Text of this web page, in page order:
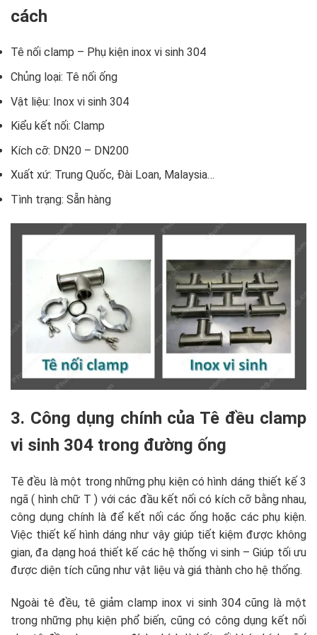
cách
Tê nối clamp – Phụ kiện inox vi sinh 304
Chủng loại: Tê nối ống
Vật liệu: Inox vi sinh 304
Kiểu kết nối: Clamp
Kích cỡ: DN20 – DN200
Xuất xứ: Trung Quốc, Đài Loan, Malaysia…
Tình trạng: Sẵn hàng
3. Công dụng chính của Tê đều clamp
vi sinh 304 trong đường ống
Tê đều là một trong những phụ kiện có hình dáng thiết kế 3
ngã ( hình chữ T ) với các đầu kết nối có kích cỡ bằng nhau,
công dụng chính là để kết nối các ống hoặc các phụ kiện.
Việc thiết kế hình dáng như vậy giúp tiết kiệm được không
gian, đa dạng hoá thiết kế các hệ thống vi sinh – Giúp tối ưu
được diện tích cũng như vật liệu và giá thành cho hệ thống.
Ngoài tê đều, tê giảm clamp inox vi sinh 304 cũng là một
trong những phụ kiện phổ biến, cũng có công dụng kết nối